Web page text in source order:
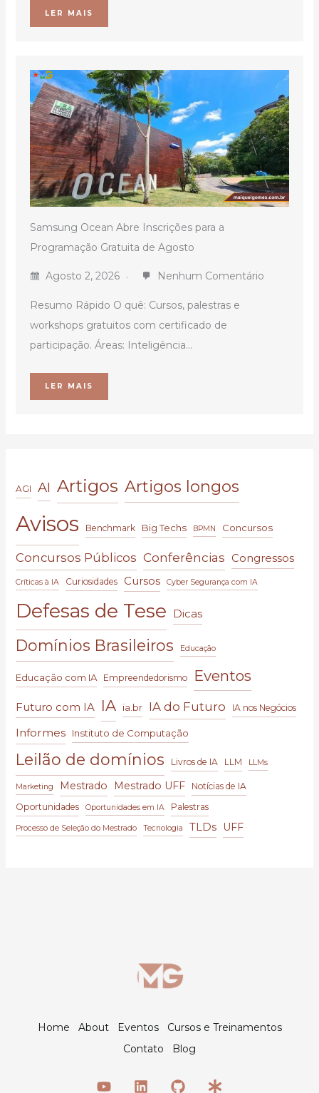
LER MAIS
Samsung Ocean Abre Inscrições para a
Programação Gratuita de Agosto
Agosto 2, 2026 Nenhum Comentário
Resumo Rápido O quê: Cursos, palestras e
workshops gratuitos com certificado de
participação. Áreas: Inteligência...
LER MAIS
AGI AI Artigos Artigos longos
Avisos Benchmark Big Techs BPMN Concursos
Concursos Públicos Conferências Congressos
Críticas à IA Curiosidades Cursos Cyber Segurança com IA
Defesas de Tese Dicas
Domínios Brasileiros Educação
Educação com IA Empreendedorismo Eventos
Futuro com IA IA ia.br IA do Futuro IA nos Negócios
Informes Instituto de Computação
Leilão de domínios Livros de IA LLM LLMs
Marketing Mestrado Mestrado UFF
Notícias de IA
Oportunidades
Oportunidades em IA Palestras
Processo de Seleção do Mestrado Tecnologia TLDs UFF
Home About Eventos
Cursos e Treinamentos
Contato
Blog